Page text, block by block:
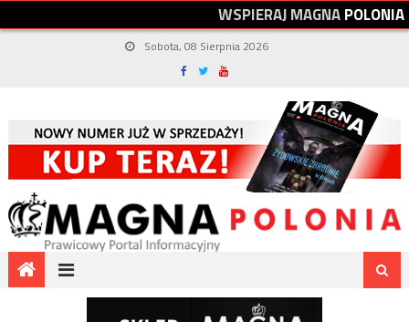
WSPIERAJMAGNAPOLONIA
Sobota, 08 Sierpnia 2026